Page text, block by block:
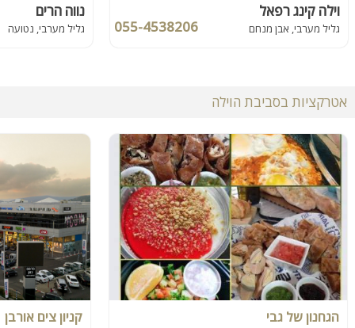
וילה קינג רפאל
גליל מערבי, אבן מנחם 055-4538206
נווה הרים
גליל מערבי, נטועה
אטרקציות בסביבת הוילה
הגחנון של גבי קניון צים אורבן